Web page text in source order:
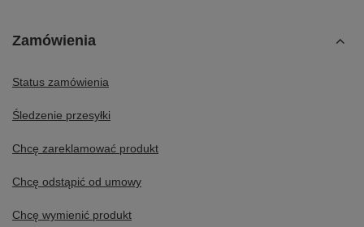
Zamówienia
Status zamówienia
Śledzenie przesyłki
Chcę zareklamować produkt
Chcę odstąpić od umowy
Chcę wymienić produkt